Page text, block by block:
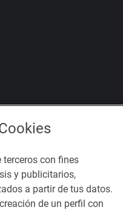
con fines
y publicitarios,
a partir de tus datos.
de un perfil con